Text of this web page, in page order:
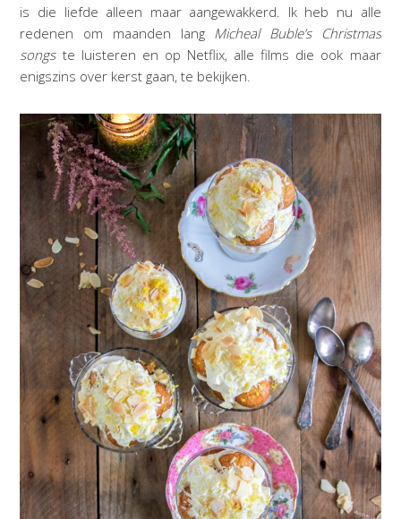
is die liefde alleen maar aangewakkerd. Ik heb nu alle
redenen om maanden langMicheal Buble’s Christmas
songste luisteren en op Netflix, alle films die ook maar
enigszins over kerst gaan, te bekijken.